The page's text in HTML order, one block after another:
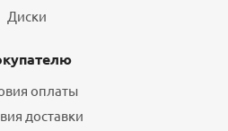
Диски
оплаты
доставки